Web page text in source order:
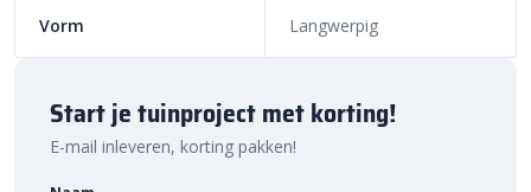
Sierbestratingsmarkt.com: snelle levering
voor de beste prijs
40x80x5 tegelseenvoudig online. Dankzij ons brede assortiment
en scherpe prijzen vind je altijd de juiste tegel voor jouw project.
Vorm Langwerpig
Start je tuinproject met korting!
E-mail inleveren, korting pakken!